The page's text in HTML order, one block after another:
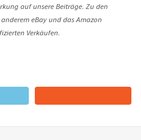
auf unsere Beiträge. Zu den
eBay und das Amazon
Verkäufen.